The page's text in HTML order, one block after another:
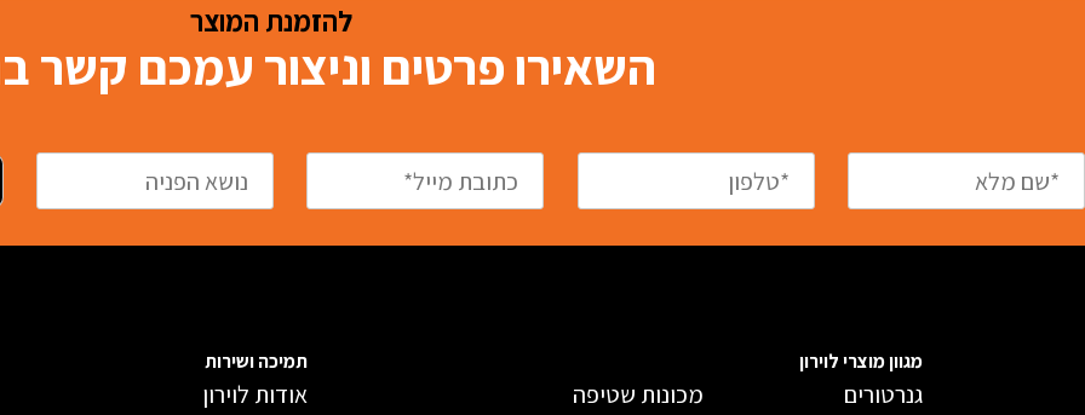
להזמנת המוצר
השאירו פרטים וניצור עמכם קשר
מגוון מוצרי לוירון
גנרטורים מכונות שטיפה
תמיכה ושירות
אודות לוירון